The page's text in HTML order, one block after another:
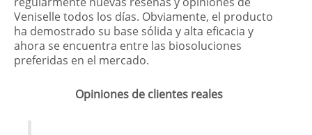
Veniselle todos los días. Obviamente, el producto
ha demostrado su base sólida y alta eficacia y
ahora se encuentra entre las biosoluciones
preferidas en el mercado.
Opiniones de clientes reales